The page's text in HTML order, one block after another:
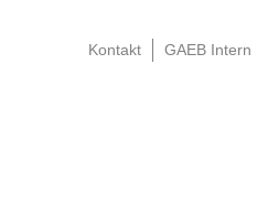
Kontakt GAEB Intern